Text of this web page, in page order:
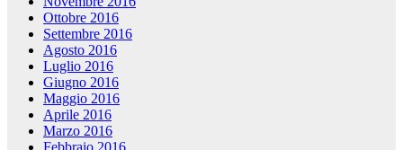
Ottobre 2016
Settembre 2016
Agosto 2016
Luglio 2016
Giugno 2016
Maggio 2016
Aprile 2016
Marzo 2016
Febbraio 2016